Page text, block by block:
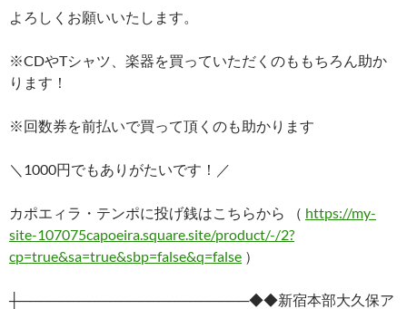
よろしくお願いいたします。
※CDやTシャツ、楽器を買っていただくのももちろん助か
ります！
※回数券を前払いで買って頂くのも助かります
＼1000円でもありがたいです！／
カポエィラ・テンポに投げ銭はこちらから （ https://my-
site-107075capoeira.square.site/product/-/2?
cp=true&sa=true&sbp=false&q=false ）
┼───────────────────────◆◆新宿本部大久保ア